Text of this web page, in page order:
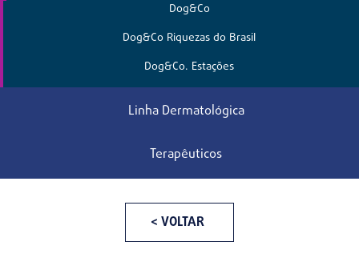
Dog&Co
Dog&Co Riquezas do Brasil
Dog&Co. Estações
Linha Dermatológica
Terapêuticos
< VOLTAR